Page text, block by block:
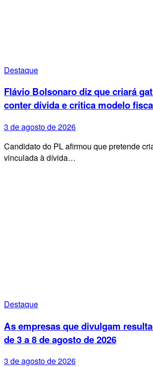
Destaque
Flávio Bolsonaro diz que criará
conter dívida e critica modelo
3 de agosto de 2026
Candidato do PL afirmou que pretende
vinculada à dívida…
Destaque
As empresas que divulgam
de 3 a 8 de agosto de 2026
3 de agosto de 2026